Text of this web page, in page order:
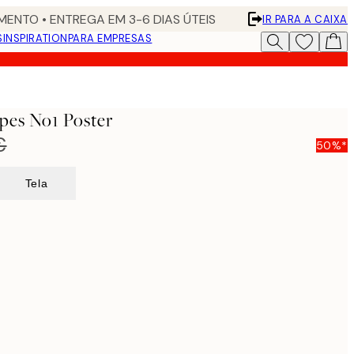
• ENTREGA EM 3-6 DIAS ÚTEIS
IR PARA A CAIXA
INSPIRATIONPARA EMPRESAS
No1 Poster
50%*
Tela